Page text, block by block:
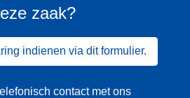
zaak?
indienen via dit formulier.
contact met ons